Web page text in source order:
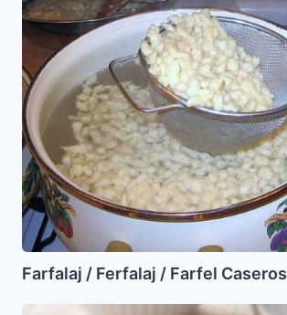
/
Ferfalaj
Farfel
Caseros
Farfalaj / Ferfalaj / Farfel Caseros